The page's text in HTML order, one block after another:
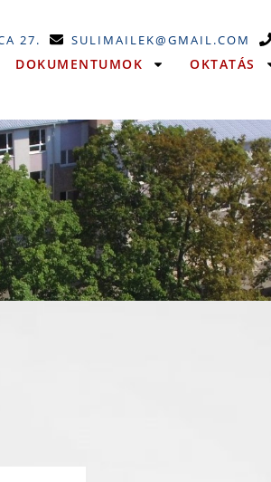
27. SULIMAILEK@GMAIL.COM
DOKUMENTUMOK OKTATÁS